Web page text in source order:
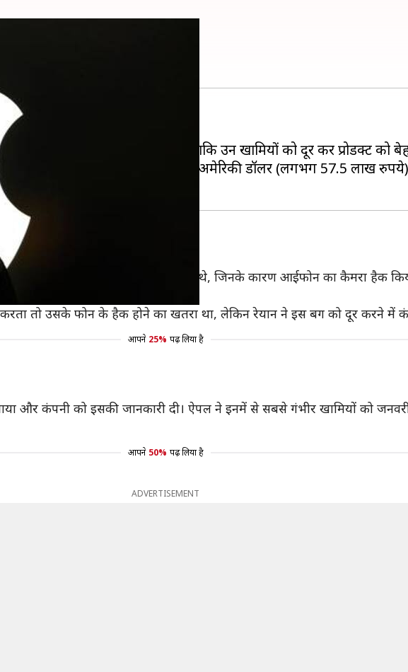
दिया है?
देंगे?
ढूंढने वाले लोगों को ईनाम देती हैं ताकि उन खामियों को दूर कर प्रोडक्ट को
ढूंढने के लिए एक हैकर को 75,000 अमेरिकी डॉलर (लगभग 57.5 लाख रुपये)
का पता लगाया था। इनमें से तीन बग ऐसे थे, जिनके कारण आईफोन का कैमरा हैक
एक्सेस कर सकते थे।
तो उसके फोन के हैक होने का खतरा था, लेकिन रेयान ने इस बग को दूर करने में
आपने 25% पढ़ लिया है
और कंपनी को इसकी जानकारी दी। ऐपल ने इनमें से सबसे गंभीर खामियों को
आपने 50% पढ़ लिया है
ADVERTISEMENT